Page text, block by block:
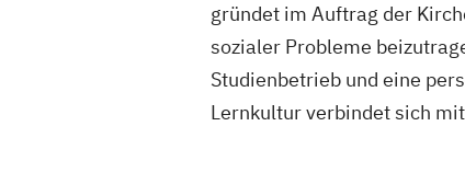
gründet im Auftrag der
sozialer Probleme
Studienbetrieb und eine
Lernkultur verbindet sich